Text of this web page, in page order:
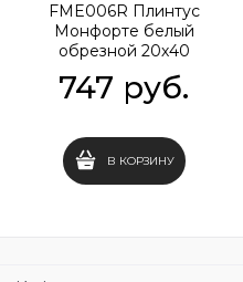
FME006R Плинтус
Монфорте белый
обрезной 20х40
747 руб.
В КОРЗИНУ